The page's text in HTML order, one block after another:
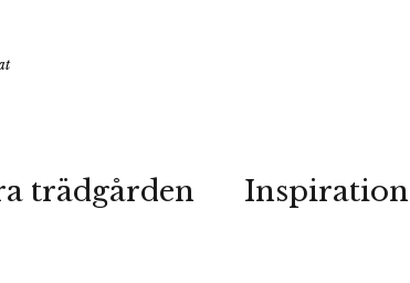
trädgården Inspiration